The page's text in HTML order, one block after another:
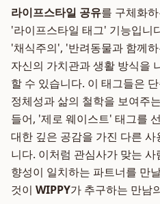
라이프스타일 공유를 구체화
'라이프스타일 태그' 기능입니
'채식주의', '반려동물과 함께
자신의 가치관과 생활 방식을
할 수 있습니다. 이 태그들은
정체성과 삶의 철학을 보여주
들어, '제로 웨이스트' 태그를
대한 깊은 공감을 가진 다른
니다. 이처럼 관심사가 맞는
향성이 일치하는 파트너를 만
것이 WIPPY가 추구하는 만남